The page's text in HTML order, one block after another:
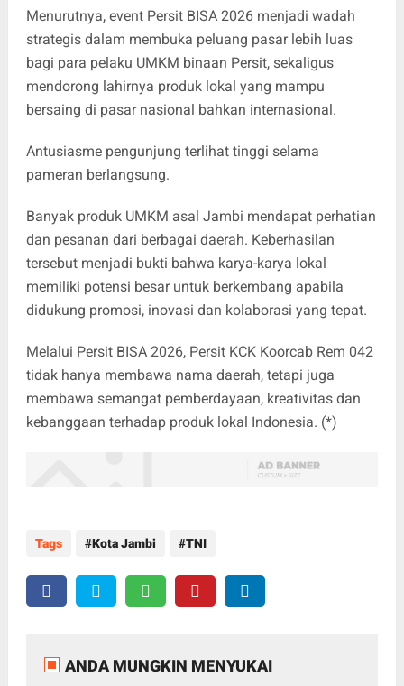
Menurutnya, event Persit BISA 2026 menjadi wadah
strategis dalam membuka peluang pasar lebih luas
bagi para pelaku UMKM binaan Persit, sekaligus
mendorong lahirnya produk lokal yang mampu
bersaing di pasar nasional bahkan internasional.
Antusiasme pengunjung terlihat tinggi selama
pameran berlangsung.
Banyak produk UMKM asal Jambi mendapat perhatian
dan pesanan dari berbagai daerah. Keberhasilan
tersebut menjadi bukti bahwa karya-karya lokal
memiliki potensi besar untuk berkembang apabila
didukung promosi, inovasi dan kolaborasi yang tepat.
Melalui Persit BISA 2026, Persit KCK Koorcab Rem 042
tidak hanya membawa nama daerah, tetapi juga
membawa semangat pemberdayaan, kreativitas dan
kebanggaan terhadap produk lokal Indonesia. (*)
Tags Kota Jambi TNI
ANDA MUNGKIN MENYUKAI